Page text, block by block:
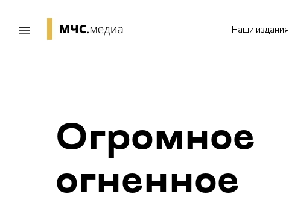
Наши издания
Огромное
огненное